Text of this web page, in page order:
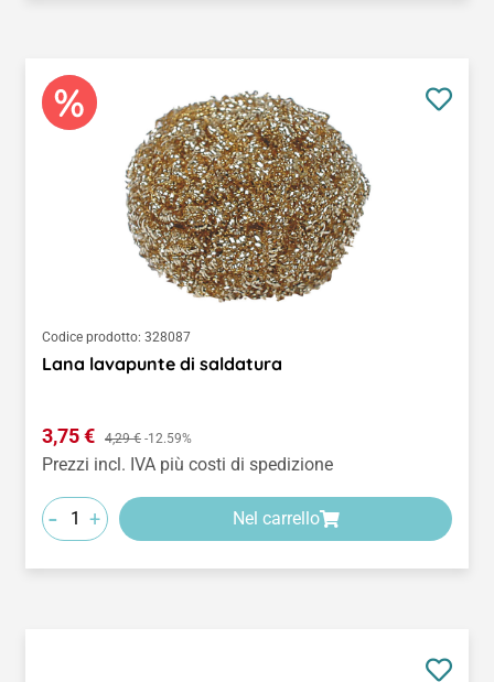
Codice prodotto: 328087
Lana lavapunte di saldatura
Prezzo di vendita:
3,75 € Prezzo normale:
4,29 € -12.59%
Prezzi incl. IVA più costi di spedizione
- + Nel carrello